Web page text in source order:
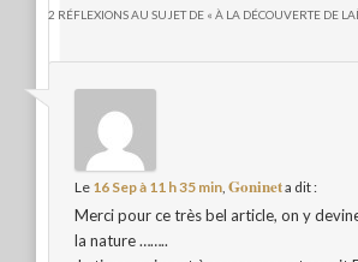
2 RÉFLEXIONS AU SUJET DE « À LA DÉCOUVERTE DE
Le 16 Sep à 11 h 35 min ,Gonineta dit :
Merci pour ce très bel article, on y
la nature ……..